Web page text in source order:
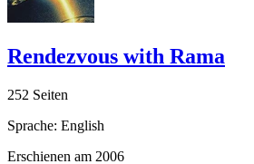
Rendezvous with Rama
252 Seiten
Sprache: English
Erschienen am 2006